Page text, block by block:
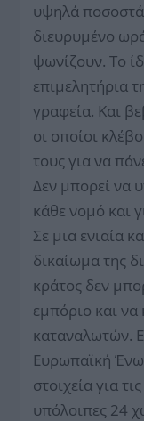
υψηλά
διευρυμένο
ψωνίζουν. Το
επιμελητήρια
γραφεία. Και
οι οποίοι
τους για να
Δεν μπορεί να
κάθε νομό και
Σε μια ενιαία
δικαίωμα της
κράτος δεν
εμπόριο και
καταναλωτών.
Ευρωπαϊκή
στοιχεία για
υπόλοιπες 24